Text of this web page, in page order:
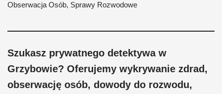
Obserwacja Osób, Sprawy Rozwodowe
Szukasz prywatnego detektywa w
Grzybowie? Oferujemy wykrywanie zdrad,
obserwację osób, dowody do rozwodu,